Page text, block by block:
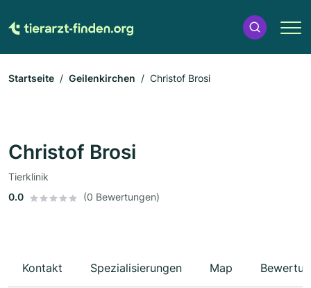
Startseite Geilenkirchen Christof Brosi
Christof Brosi
Tierklinik
0.0
(0 Bewertungen)
Kontakt Spezialisierungen Map